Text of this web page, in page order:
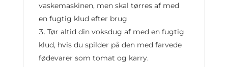
vaskemaskinen, men skal tørres af med
en fugtig klud efter brug
Tør altid din voksdug af med en fugtig
klud, hvis du spilder på den med farvede
fødevarer som tomat og karry.